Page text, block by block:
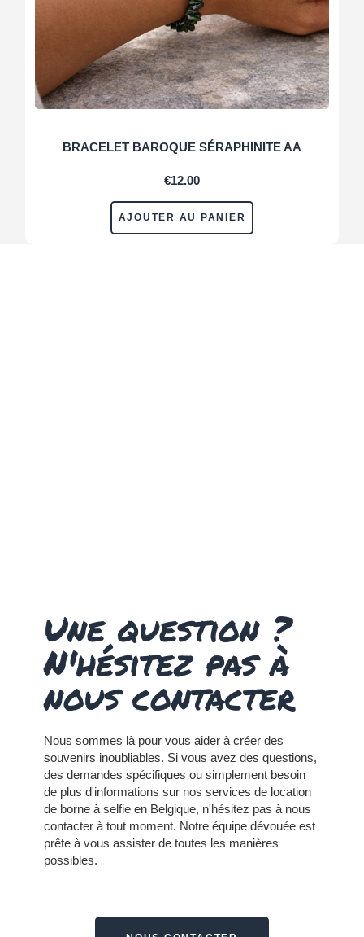
BRACELET BAROQUE SÉRAPHINITE AA
€12.00
AJOUTER AU PANIER
Une question ?
N'hésitez pas à
nous contacter
Nous sommes là pour vous aider à créer des
souvenirs inoubliables. Si vous avez des questions,
des demandes spécifiques ou simplement besoin
de plus d'informations sur nos services de location
de borne à selfie en Belgique, n'hésitez pas à nous
contacter à tout moment. Notre équipe dévouée est
prête à vous assister de toutes les manières
possibles.